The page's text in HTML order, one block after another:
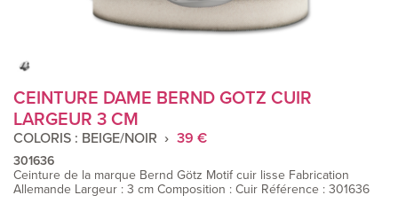
CEINTURE DAME BERND GOTZ CUIR
LARGEUR 3 CM
COLORIS : BEIGE/NOIR 39 €
301636
Ceinture de la marque Bernd Götz Motif cuir lisse Fabrication
Allemande Largeur : 3 cm Composition : Cuir Référence : 301636